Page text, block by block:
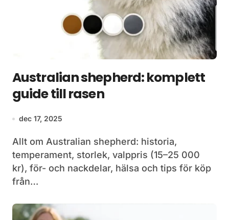
Australian shepherd: komplett
guide till rasen
dec 17, 2025
Allt om Australian shepherd: historia,
temperament, storlek, valppris (15–25 000
kr), för- och nackdelar, hälsa och tips för köp
från…